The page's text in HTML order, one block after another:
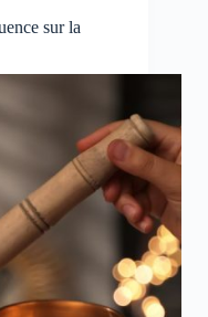
sur la